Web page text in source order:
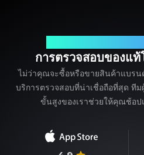
การตรวจสอบของแ
ไม่ว่าคุณจะซื้อหรือขายสินค้าแบร
บริการตรวจสอบที่น่าเชื่อถือที่สุด ที
ขั้นสูงของเราช่วยให้คุณช้อป